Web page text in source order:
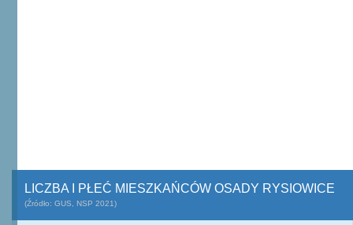
LICZBA I PŁEĆ MIESZKAŃCÓW OSADY RYSIOWICE
(Źródło: GUS, NSP 2021)